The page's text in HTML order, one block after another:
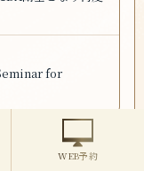
for
WEB予約